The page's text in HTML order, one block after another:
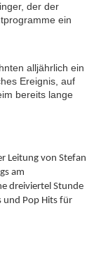
der der
ein
alljährlich ein
Ereignis, auf
bereits lange
Leitung von Stefan
am
dreiviertel Stunde
und Pop Hits für